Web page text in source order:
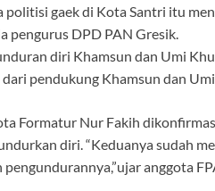
politisi gaek di Kota Santri itu
pengurus DPD PAN Gresik.
diri Khamsun dan Umi
dari pendukung Khamsun dan
Formatur Nur Fakih
diri. “Keduanya sudah
pengundurannya,”ujar anggota